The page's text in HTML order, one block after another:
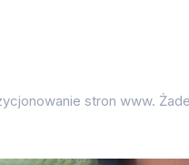
stron www.